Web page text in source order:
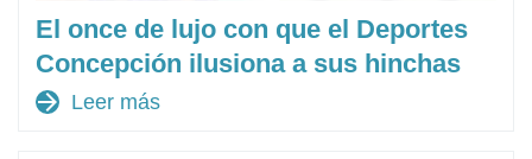
El once de lujo con que el Deportes
Concepción ilusiona a sus hinchas
arrow_forward Leer más